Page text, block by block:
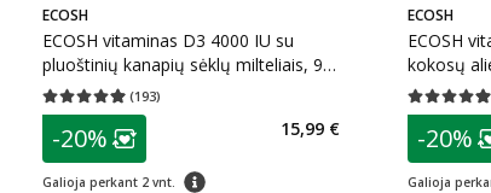
:
ECOSH
ECOSH vitaminas D3 4000 IU su
pluoštinių kanapių sėklų milteliais, 90
kapsulių
(193)
Vidutinis įvertinimas 4.97
patarimas
Lojalumo klubo narių nuolaida:
-20%
Galioja perkant 2 vnt. patarimas
15,99 €
ECOSH
ECOSH
kokosų
Vidutinis
patarimas
-20%
Galioja